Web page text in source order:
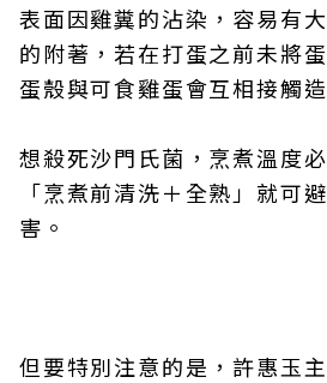
表面因雞糞的沾染，容易有
的附著，若在打蛋之前未將
蛋殼與可食雞蛋會互相接觸
想殺死沙門氏菌，烹煮溫度
「烹煮前清洗＋全熟」就可
害。
但要特別注意的是，許惠玉